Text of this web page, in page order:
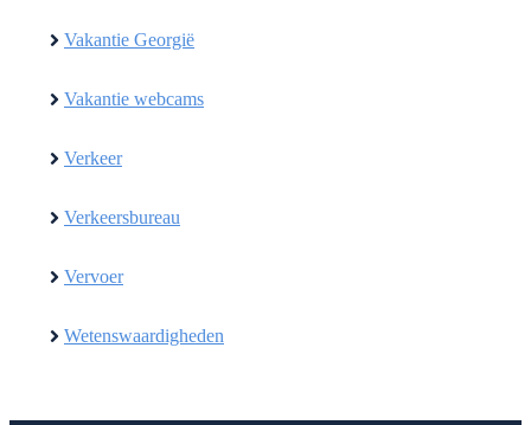
Vakantie Georgië
Vakantie webcams
Verkeer
Verkeersbureau
Vervoer
Wetenswaardigheden